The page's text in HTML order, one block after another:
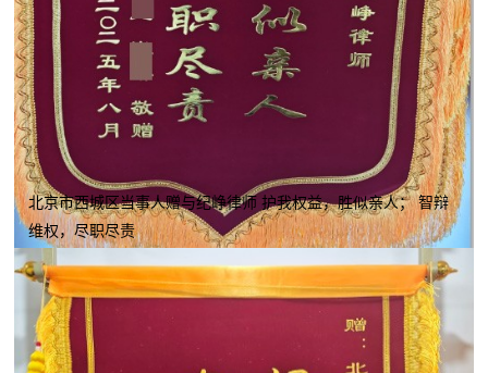
北京市西城区当事人赠与纪峥律师 护我权益，胜似亲人； 智辩
维权，尽职尽责